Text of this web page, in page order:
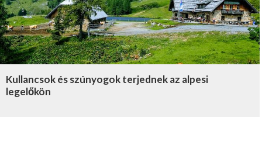
Kullancsok és szúnyogok terjednek az alpesi
legelőkön